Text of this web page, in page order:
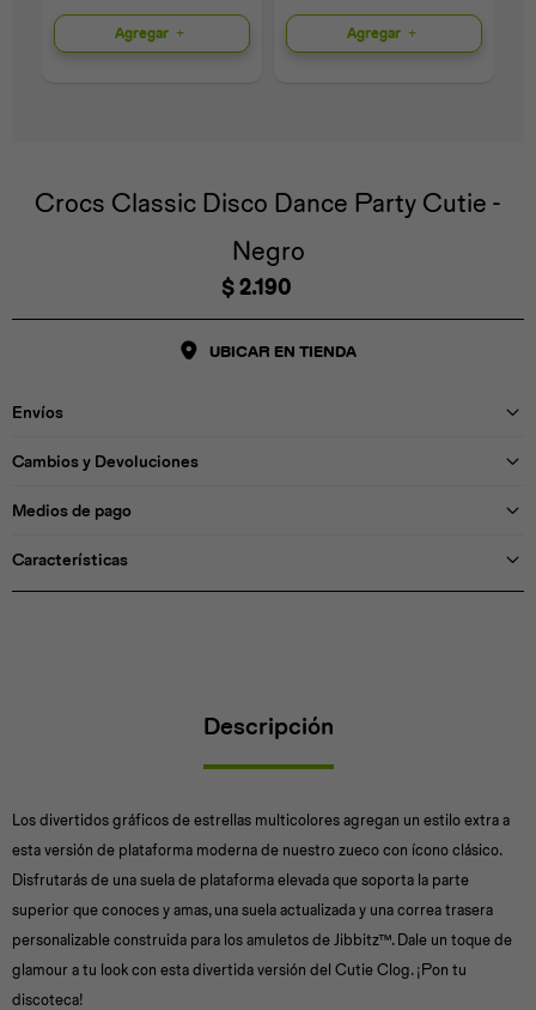
Agregar Agregar
Crocs Classic Disco Dance Party Cutie -
Negro
$ 2.190
UBICAR EN TIENDA
Envíos
Cambios y Devoluciones
Medios de pago
Características
Descripción
Los divertidos gráficos de estrellas multicolores agregan un estilo extra a
esta versión de plataforma moderna de nuestro zueco con ícono clásico.
Disfrutarás de una suela de plataforma elevada que soporta la parte
superior que conoces y amas, una suela actualizada y una correa trasera
personalizable construida para los amuletos de Jibbitz™. Dale un toque de
glamour a tu look con esta divertida versión del Cutie Clog. ¡Pon tu
discoteca!